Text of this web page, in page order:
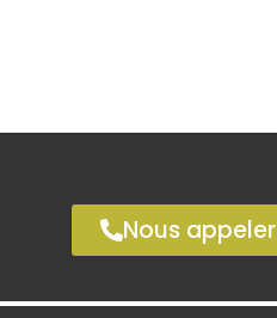
Nous appeler